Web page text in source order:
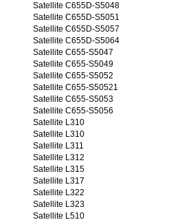
Satellite C655D-S5048
Satellite C655D-S5051
Satellite C655D-S5057
Satellite C655D-S5064
Satellite C655-S5047
Satellite C655-S5049
Satellite C655-S5052
Satellite C655-S50521
Satellite C655-S5053
Satellite C655-S5056
Satellite L310
Satellite L310
Satellite L311
Satellite L312
Satellite L315
Satellite L317
Satellite L322
Satellite L323
Satellite L510